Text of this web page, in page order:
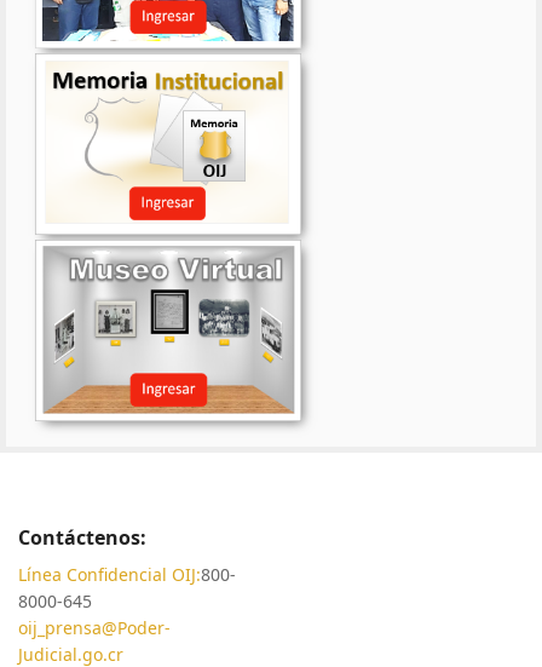
Contáctenos:
Línea Confidencial OIJ:800-
8000-645
oij_prensa@Poder-
Judicial.go.cr